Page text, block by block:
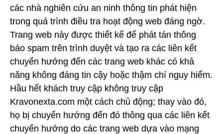
các nhà nghiên cứu an ninh thông tin phát hiện
trong quá trình điều tra hoạt động web đáng ngờ.
Trang web này được thiết kế để phát tán thông
báo spam trên trình duyệt và tạo ra các liên kết
chuyển hướng đến các trang web khác có khả
năng không đáng tin cậy hoặc thậm chí nguy hiểm.
Hầu hết khách truy cập không truy cập
Kravonexta.com một cách chủ động; thay vào đó,
họ bị chuyển hướng đến đó thông qua các liên kết
chuyển hướng do các trang web dựa vào mạng